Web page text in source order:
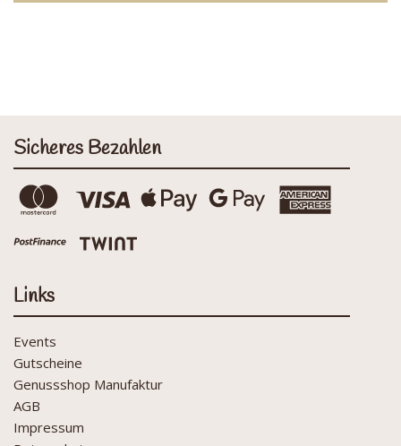
Sicheres Bezahlen
Links
Events
Gutscheine
Genussshop Manufaktur
AGB
Impressum